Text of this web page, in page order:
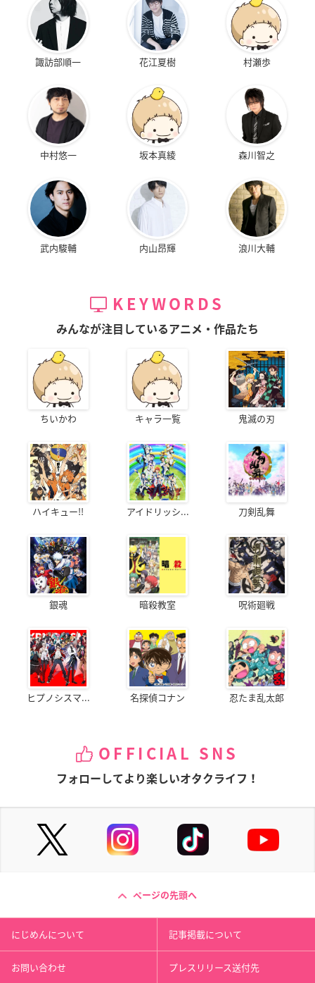
諏訪部順一 花江夏樹 村瀬歩
中村悠一 坂本真綾 森川智之
武内駿輔 内山昂輝 浪川大輔
KEYWORDS
みんなが注目しているアニメ・作品たち
ちいかわ キャラ一覧 鬼滅の刃
ハイキュー!! アイドリッシ... 刀剣乱舞
銀魂 暗殺教室 呪術廻戦
ヒプノシスマ... 名探偵コナン 忍たま乱太郎
OFFICIAL SNS
フォローしてより楽しいオタクライフ！
ページの先頭へ
にじめんについて 記事掲載について
お問い合わせ プレスリリース送付先